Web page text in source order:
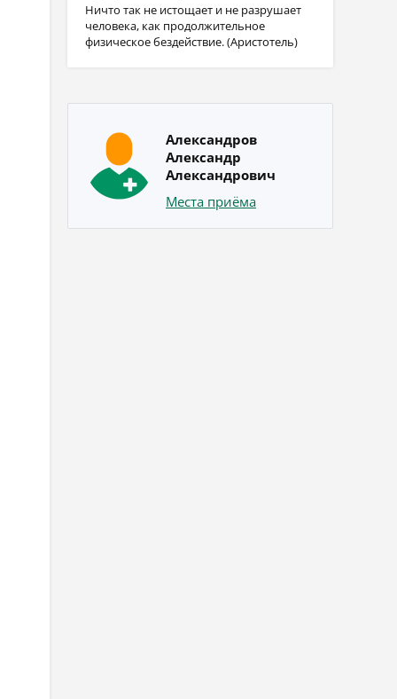
Ничто так не истощает и не разрушает
человека, как продолжительное
физическое бездействие. (Аристотель)
Александров
Александр
Александрович
Места приёма